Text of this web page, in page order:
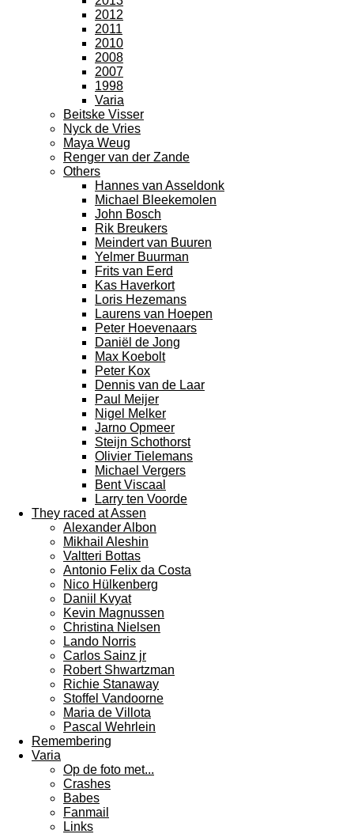
2012
2011
2010
2008
2007
1998
Varia
Beitske Visser
Nyck de Vries
Maya Weug
Renger van der Zande
Others
Hannes van Asseldonk
Michael Bleekemolen
John Bosch
Rik Breukers
Meindert van Buuren
Yelmer Buurman
Frits van Eerd
Kas Haverkort
Loris Hezemans
Laurens van Hoepen
Peter Hoevenaars
Daniël de Jong
Max Koebolt
Peter Kox
Dennis van de Laar
Paul Meijer
Nigel Melker
Jarno Opmeer
Steijn Schothorst
Olivier Tielemans
Michael Vergers
Bent Viscaal
Larry ten Voorde
They raced at Assen
Alexander Albon
Mikhail Aleshin
Valtteri Bottas
Antonio Felix da Costa
Nico Hülkenberg
Daniil Kvyat
Kevin Magnussen
Christina Nielsen
Lando Norris
Carlos Sainz jr
Robert Shwartzman
Richie Stanaway
Stoffel Vandoorne
Maria de Villota
Pascal Wehrlein
Remembering
Varia
Op de foto met...
Crashes
Babes
Fanmail
Links